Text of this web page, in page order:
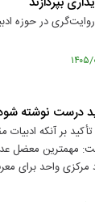
در حوزه
درست
بر آنکه ادبیات
مهمترین معضل
مرکزی واحد برای